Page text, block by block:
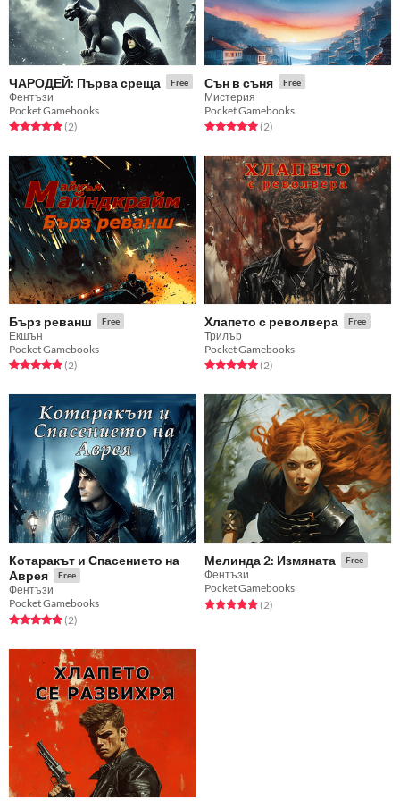
ЧАРОДЕЙ: Първа среща Free
Фентъзи
Pocket Gamebooks
Rated 5.0 out of 5 stars
(2total ratings
)
Сън в съня Free
Мистерия
Pocket Gamebooks
Rated 5.0 out of 5 stars
(2total ratings
)
Бърз реванш Free
Екшън
Pocket Gamebooks
Rated 5.0 out of 5 stars
(2total ratings
)
Хлапето с револвера Free
Трилър
Pocket Gamebooks
Rated 5.0 out of 5 stars
(2total ratings
)
Котаракът и Спасението на
Аврея
Free
Фентъзи
Pocket Gamebooks
Rated 5.0 out of 5 stars
(2total ratings
)
Мелинда 2: Измяната Free
Фентъзи
Pocket Gamebooks
Rated 5.0 out of 5 stars
(2total ratings
)